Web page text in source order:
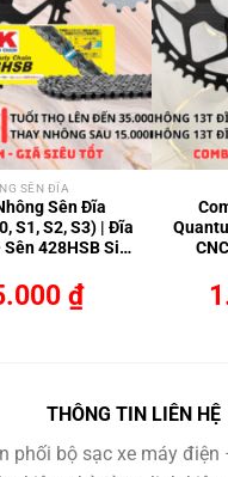
SÊN ĐĨA
Sên Đĩa
S1, S2, S3) | Đĩa
428HSB Siêu
₫
THÔNG TIN LIÊN HỆ
phối bộ sạc xe máy